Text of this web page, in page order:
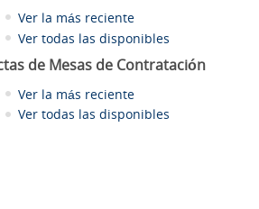
Ver la más reciente
Ver todas las disponibles
de Mesas de Contratación
Ver la más reciente
Ver todas las disponibles